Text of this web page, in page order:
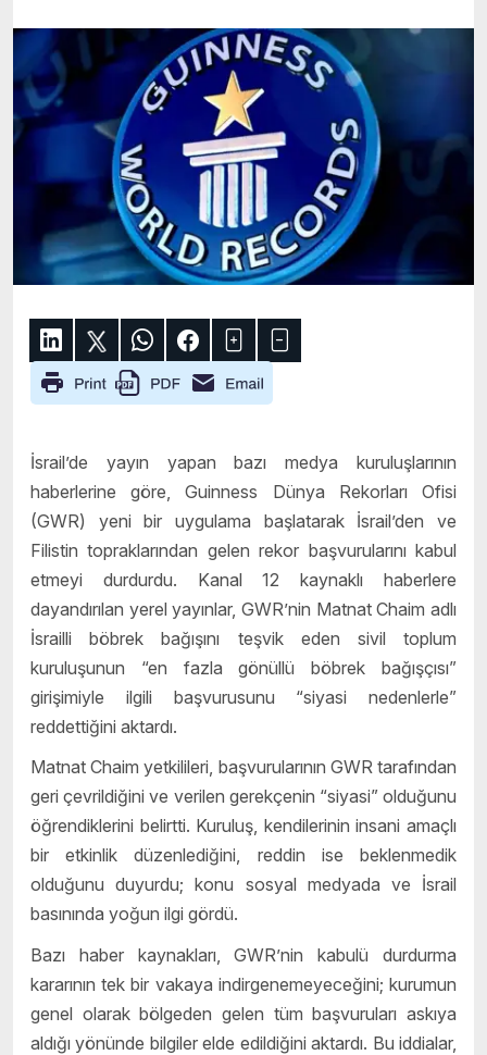
İsrail’de yayın yapan bazı medya kuruluşlarının
haberlerine göre, Guinness Dünya Rekorları Ofisi
(GWR) yeni bir uygulama başlatarak İsrail’den ve
Filistin topraklarından gelen rekor başvurularını kabul
etmeyi durdurdu. Kanal 12 kaynaklı haberlere
dayandırılan yerel yayınlar, GWR’nin Matnat Chaim adlı
İsrailli böbrek bağışını teşvik eden sivil toplum
kuruluşunun “en fazla gönüllü böbrek bağışçısı”
girişimiyle ilgili başvurusunu “siyasi nedenlerle”
reddettiğini aktardı.
Matnat Chaim yetkilileri, başvurularının GWR tarafından
geri çevrildiğini ve verilen gerekçenin “siyasi” olduğunu
öğrendiklerini belirtti. Kuruluş, kendilerinin insani amaçlı
bir etkinlik düzenlediğini, reddin ise beklenmedik
olduğunu duyurdu; konu sosyal medyada ve İsrail
basınında yoğun ilgi gördü.
Bazı haber kaynakları, GWR’nin kabulü durdurma
kararının tek bir vakaya indirgenemeyeceğini; kurumun
genel olarak bölgeden gelen tüm başvuruları askıya
aldığı yönünde bilgiler elde edildiğini aktardı. Bu iddialar,